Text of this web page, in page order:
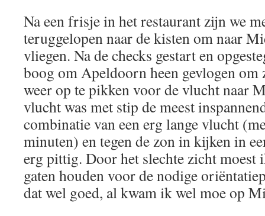
Na een frisje in het restaurant zijn we
teruggelopen naar de kisten om naar
vliegen. Na de checks gestart en
boog om Apeldoorn heen gevlogen om
weer op te pikken voor de vlucht naar
vlucht was met stip de meest
combinatie van een erg lange vlucht
minuten) en tegen de zon in kijken in
erg pittig. Door het slechte zicht moest
gaten houden voor de nodige
dat wel goed, al kwam ik wel moe op